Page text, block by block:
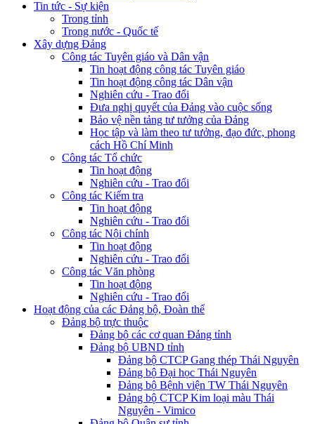
Tin tức - Sự kiện
Trong tỉnh
Trong nước - Quốc tế
Xây dựng Đảng
Công tác Tuyên giáo và Dân vận
Tin hoạt động công tác Tuyên giáo
Tin hoạt động công tác Dân vận
Nghiên cứu - Trao đổi
Đưa nghị quyết của Đảng vào cuộc sống
Bảo vệ nền tảng tư tưởng của Đảng
Học tập và làm theo tư tưởng, đạo đức, phong
cách Hồ Chí Minh
Công tác Tổ chức
Tin hoạt động
Nghiên cứu - Trao đổi
Công tác Kiểm tra
Tin hoạt động
Nghiên cứu - Trao đổi
Công tác Nội chính
Tin hoạt động
Nghiên cứu - Trao đổi
Công tác Văn phòng
Tin hoạt động
Nghiên cứu - Trao đổi
Hoạt động của các Đảng bộ, Đoàn thể
Đảng bộ trực thuộc
Đảng bộ các cơ quan Đảng tỉnh
Đảng bộ UBND tỉnh
Đảng bộ CTCP Gang thép Thái Nguyên
Đảng bộ Đại học Thái Nguyên
Đảng bộ Bệnh viện TW Thái Nguyên
Đảng bộ CTCP Kim loại màu Thái
Nguyên - Vimico